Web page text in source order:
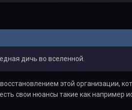
дичь во вселенной.
этой организации,
свои нюансы такие как например